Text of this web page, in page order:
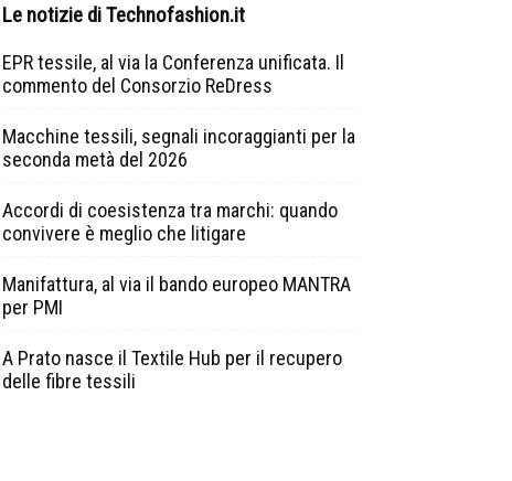
Le notizie di Technofashion.it
EPR tessile, al via la Conferenza unificata. Il
commento del Consorzio ReDress
Macchine tessili, segnali incoraggianti per la
seconda metà del 2026
Accordi di coesistenza tra marchi: quando
convivere è meglio che litigare
Manifattura, al via il bando europeo MANTRA
per PMI
A Prato nasce il Textile Hub per il recupero
delle fibre tessili